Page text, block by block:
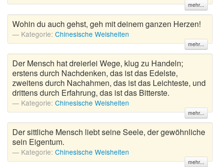
mehr...
Wohin du auch gehst, geh mit deinem ganzen Herzen!
Kategorie: Chinesische Weisheiten
mehr...
Der Mensch hat dreierlei Wege, klug zu Handeln;
erstens durch Nachdenken, das ist das Edelste,
zweitens durch Nachahmen, das ist das Leichteste, und
drittens durch Erfahrung, das ist das Bitterste.
Kategorie: Chinesische Weisheiten
mehr...
Der sittliche Mensch liebt seine Seele, der gewöhnliche
sein Eigentum.
Kategorie: Chinesische Weisheiten
mehr...